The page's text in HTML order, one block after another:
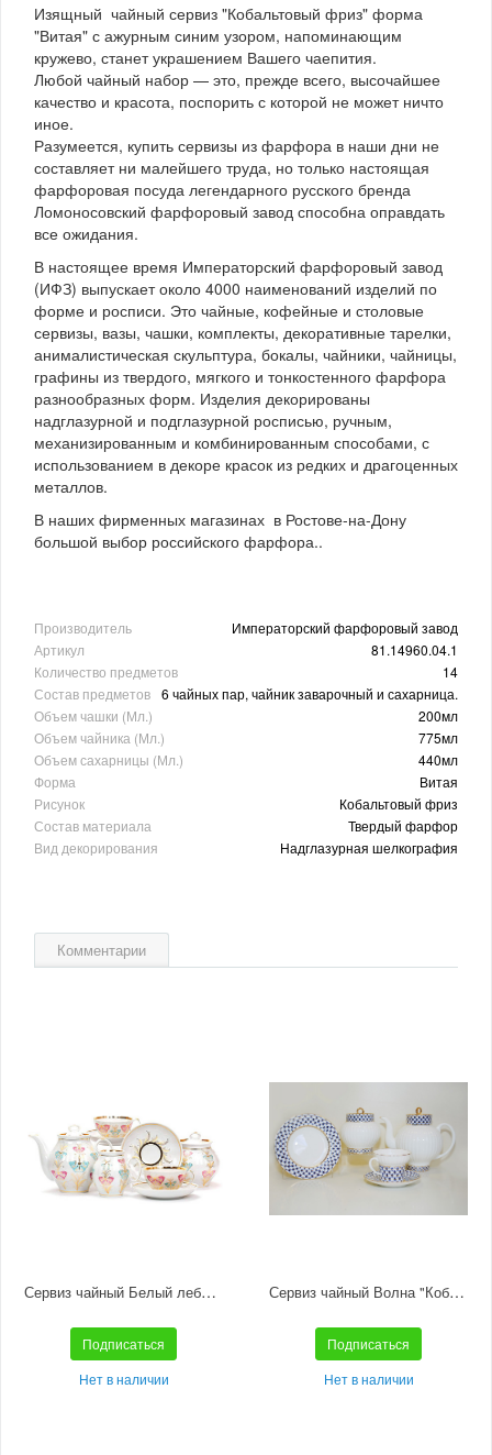
Изящный чайный сервиз "Кобальтовый фриз" форма
"Витая" с ажурным синим узором, напоминающим
кружево, станет украшением Вашего чаепития.
Любой чайный набор — это, прежде всего, высочайшее
качество и красота, поспорить с которой не может ничто
иное.
Разумеется, купить сервизы из фарфора в наши дни не
составляет ни малейшего труда, но только настоящая
фарфоровая посуда легендарного русского бренда
Ломоносовский фарфоровый завод способна оправдать
все ожидания.
В настоящее время Императорский фарфоровый завод
(ИФЗ) выпускает около 4000 наименований изделий по
форме и росписи. Это чайные, кофейные и столовые
сервизы, вазы, чашки, комплекты, декоративные тарелки,
анималистическая скульптура, бокалы, чайники, чайницы,
графины из твердого, мягкого и тонкостенного фарфора
разнообразных форм. Изделия декорированы
надглазурной и подглазурной росписью, ручным,
механизированным и комбинированным способами, с
использованием в декоре красок из редких и драгоценных
металлов.
В наших фирменных магазинах в Ростове-на-Дону
большой выбор российского фарфора..
Производитель
Императорский фарфоровый завод
Артикул
81.14960.04.1
Количество предметов
14
Состав предметов 6 чайных пар, чайник заварочный и сахарница.
Объем чашки (Мл.)
200мл
Объем чайника (Мл.)
775мл
Объем сахарницы (Мл.)
440мл
Форма
Витая
Рисунок
Кобальтовый фриз
Состав материала
Твердый фарфор
Вид декорирования
Надглазурная шелкография
Комментарии
Сервиз чайный Белый лебедь "Фантазия" 6/15
Подписаться
Нет в наличии
Сервиз чайный Волна "Кобальтовая сетка" 6/20
Подписаться
Нет в наличии